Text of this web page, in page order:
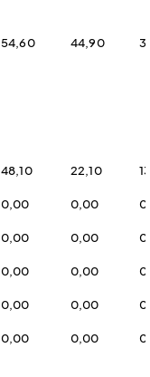
54,60 44,90
48,10 22,10
0,00 0,00
0,00 0,00
0,00 0,00
0,00 0,00
0,00 0,00